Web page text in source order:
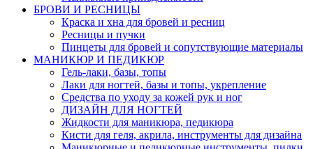
БРОВИ И РЕСНИЦЫ
Краска и хна для бровей и ресниц
Ресницы и пучки
Пинцеты для бровей и сопутствующие материалы
МАНИКЮР И ПЕДИКЮР
Гель-лаки, базы, топы
Лаки для ногтей, базы и топы, укрепление
Средства по уходу за кожей рук и ног
ДИЗАЙН ДЛЯ НОГТЕЙ
Жидкости для маникюра, педикюра
Кисти для геля, акрила, инструменты для дизайна